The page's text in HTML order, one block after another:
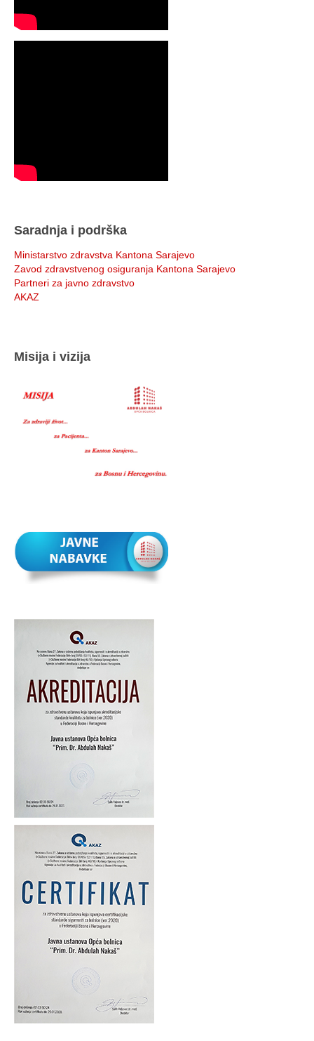
Saradnja i podrška
Ministarstvo zdravstva Kantona Sarajevo
Zavod zdravstvenog osiguranja Kantona Sarajevo
Partneri za javno zdravstvo
AKAZ
Misija i vizija